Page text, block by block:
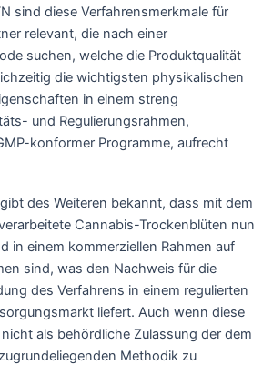
sind diese Verfahrensmerkmale für
relevant, die nach einer
suchen, welche die Produktqualität
die wichtigsten physikalischen
in einem streng
und Regulierungsrahmen,
konformer Programme, aufrecht
des Weiteren bekannt, dass mit dem
Cannabis-Trockenblüten nun
in einem kommerziellen Rahmen auf
sind, was den Nachweis für die
des Verfahrens in einem regulierten
liefert. Auch wenn diese
als behördliche Zulassung der dem
Methodik zu